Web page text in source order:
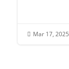
 Mar 17, 2025